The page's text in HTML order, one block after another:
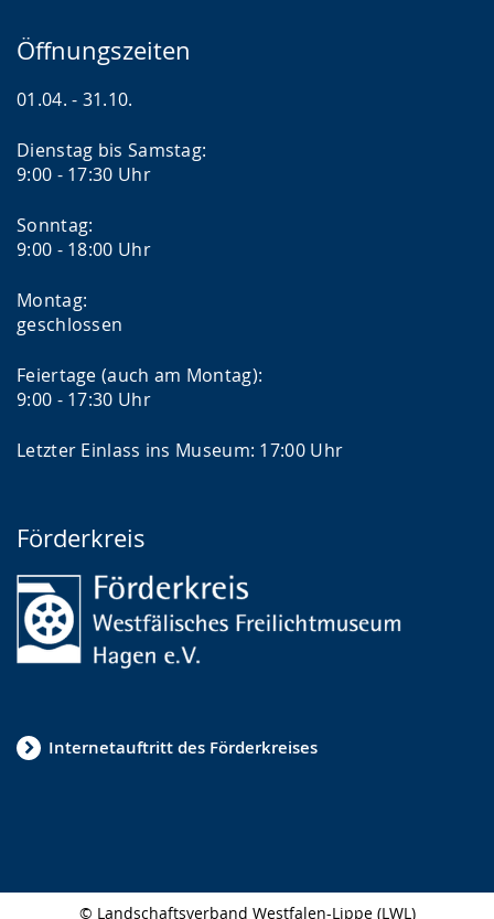
Öffnungszeiten
01.04. - 31.10.
Dienstag bis Samstag:
9:00 - 17:30 Uhr
Sonntag:
9:00 - 18:00 Uhr
Montag:
geschlossen
Feiertage (auch am Montag):
9:00 - 17:30 Uhr
Letzter Einlass ins Museum: 17:00 Uhr
Förderkreis
Internetauftritt des Förderkreises
© Landschaftsverband Westfalen-Lippe (LWL)